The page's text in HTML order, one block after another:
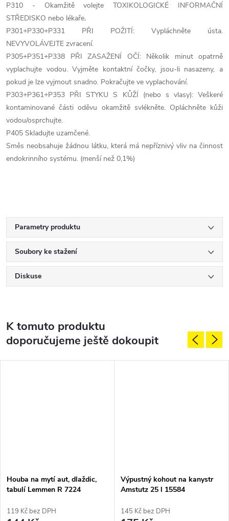
P310 - Okamžitě volejte TOXIKOLOGICKÉ INFORMAČNÍ
STŘEDISKO nebo lékaře.
P301+P330+P331 PŘI POŽITÍ: Vypláchněte ústa.
NEVYVOLÁVEJTE zvracení.
P305+P351+P338 PŘI ZASAŽENÍ OČÍ: Několik minut opatrně
vyplachujte vodou. Vyjměte kontaktní čočky, jsou-li nasazeny, a
pokud je lze vyjmout snadno. Pokračujte ve vyplachování.
P303+P361+P353 PŘI STYKU S KŮŽÍ (nebo s vlasy): Veškeré
kontaminované části oděvu okamžitě svlékněte. Opláchněte kůži
vodou/osprchujte.
P405 Skladujte uzamčené.
Směs neobsahuje žádnou látku, která má nepříznivý vliv na činnost
endokrinního systému. (menší než 0,1%)
Parametry produktu
Soubory ke stažení
Diskuse
K tomuto produktu
doporučujeme ještě dokoupit
Houba na mytí aut, dlaždic,
tabulí Lemmen R 7224
119 Kč bez DPH
Výpustný kohout na kanystr
Amstutz 25 l 15584
145 Kč bez DPH